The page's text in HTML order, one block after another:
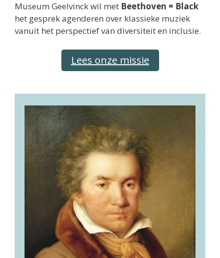
Museum Geelvinck wil met Beethoven = Black
het gesprek agenderen over klassieke muziek
vanuit het perspectief van diversiteit en inclusie.
Lees onze missie